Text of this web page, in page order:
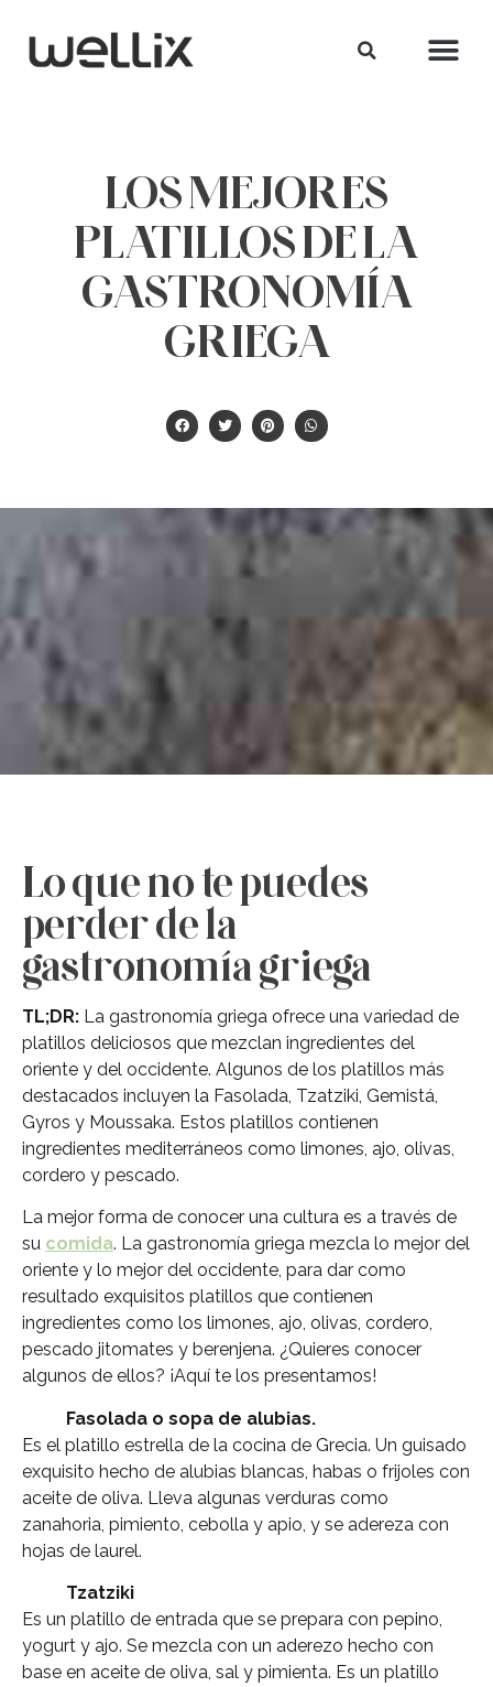
LOS MEJORES
PLATILLOS DE LA
GASTRONOMÍA
GRIEGA
Lo que no te puedes
perder de la
gastronomía griega
TL;DR: La gastronomía griega ofrece una variedad de
platillos deliciosos que mezclan ingredientes del
oriente y del occidente. Algunos de los platillos más
destacados incluyen la Fasolada, Tzatziki, Gemistá,
Gyros y Moussaka. Estos platillos contienen
ingredientes mediterráneos como limones, ajo, olivas,
cordero y pescado.
La mejor forma de conocer una cultura es a través de
su comida. La gastronomía griega mezcla lo mejor del
oriente y lo mejor del occidente, para dar como
resultado exquisitos platillos que contienen
ingredientes como los limones, ajo, olivas, cordero,
pescado jitomates y berenjena. ¿Quieres conocer
algunos de ellos? ¡Aquí te los presentamos!
Fasolada o sopa de alubias.
Es el platillo estrella de la cocina de Grecia. Un guisado
exquisito hecho de alubias blancas, habas o frijoles con
aceite de oliva. Lleva algunas verduras como
zanahoria, pimiento, cebolla y apio, y se adereza con
hojas de laurel.
Tzatziki
Es un platillo de entrada que se prepara con pepino,
yogurt y ajo. Se mezcla con un aderezo hecho con
base en aceite de oliva, sal y pimienta. Es un platillo